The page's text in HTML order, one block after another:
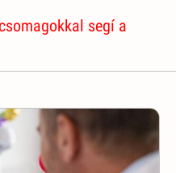
segí a